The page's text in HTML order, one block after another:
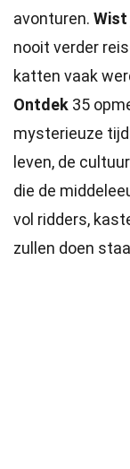
avonturen. Wist
nooit verder
katten vaak
Ontdek 35
mysterieuze
leven, de
die de
vol ridders,
zullen doen